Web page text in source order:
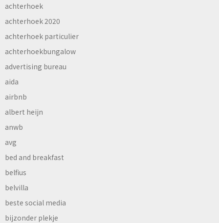
achterhoek
achterhoek 2020
achterhoek particulier
achterhoekbungalow
advertising bureau
aida
airbnb
albert heijn
anwb
avg
bed and breakfast
belfius
belvilla
beste social media
bijzonder plekje